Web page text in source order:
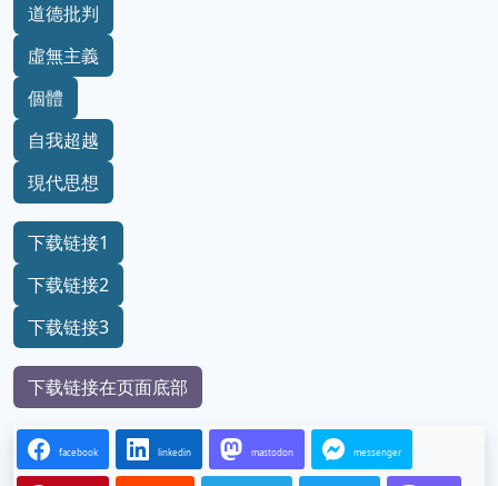
道德批判
虛無主義
個體
自我超越
現代思想
下载链接1
下载链接2
下载链接3
下载链接在页面底部
facebook linkedin mastodon messenger